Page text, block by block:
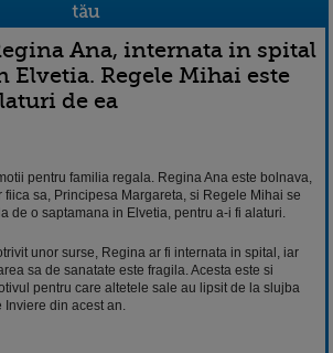
Ana, internata in spital
Elvetia. Regele Mihai este
de ea
pentru familia regala. Regina Ana este bolnava,
fiica sa, Principesa Margareta, si Regele Mihai se
de o saptamana in Elvetia, pentru a-i fi alaturi.
unor surse, Regina ar fi internata in spital, iar
sa de sanatate este fragila. Acesta este si
pentru care altetele sale au lipsit de la slujba
Inviere din acest an.